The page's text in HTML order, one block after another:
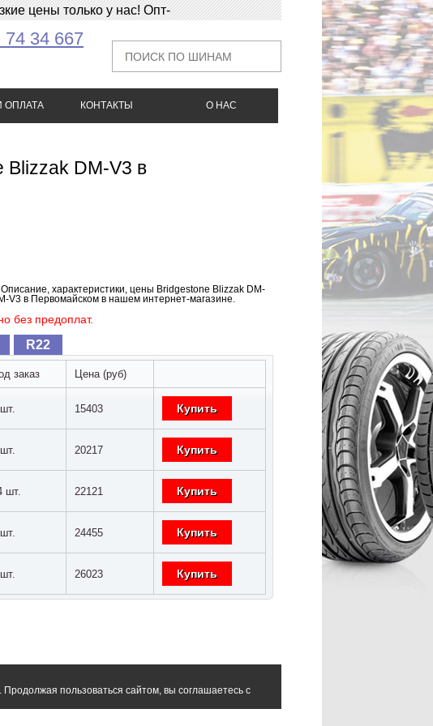
цены только у нас! Опт-
74 34 667
ОПЛАТА КОНТАКТЫ О НАС
Blizzak DM-V3 в
характеристики, цены Bridgestone Blizzak DM-
V3 в Первомайском в нашем интернет-магазине.
без предоплат.
R22
заказ Цена (руб)
15403 Купить
20217 Купить
шт. 22121 Купить
24455 Купить
26023 Купить
. Продолжая пользоваться сайтом, вы соглашаетесь с